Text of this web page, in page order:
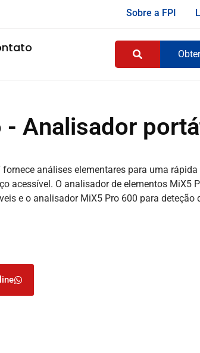
Sobre a FPI
- Analisador
análises elementares para uma
acessível. O analisador de elementos MiX5
e o analisador MiX5 Pro 600 para deteção